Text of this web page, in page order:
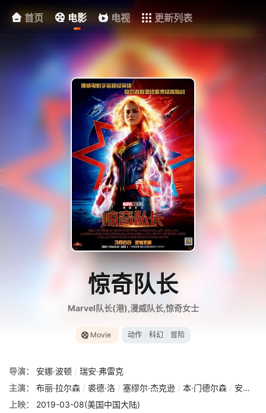
首页 电影 电视 更新列表
惊奇队长
Marvel队长(港),漫威队长,惊奇女士
Movie 动作 科幻 冒险
导演： 安娜·波顿 / 瑞安·弗雷克
主演：
布丽·拉尔森 / 裘德·洛 / 塞缪尔·杰克逊 / 本·门德尔森 / 安妮特·贝宁
上映：
2019-03-08(美国中国大陆)